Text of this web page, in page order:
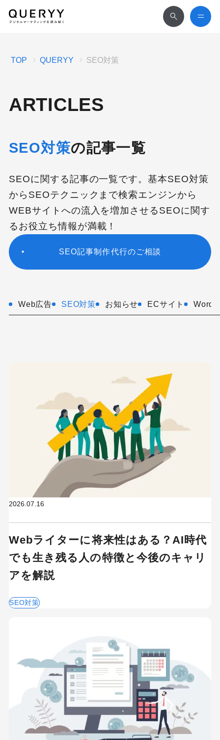
TOP QUERYY SEO対策
ARTICLES
SEO対策の記事一覧
SEOに関する記事の一覧です。基本SEO対策
からSEOテクニックまで検索エンジンから
WEBサイトへの流入を増加させるSEOに関す
るお役立ち情報が満載！
SEO記事制作代行のご相談
Web広告 SEO対策 お知らせ ECサイト
2026.07.16
Webライターに将来性はある？AI時代
でも生き残る人の特徴と今後のキャリ
アを解説
SEO対策